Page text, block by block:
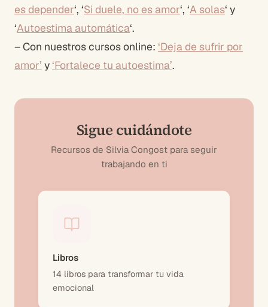
es depender‘, ‘Si duele, no es amor‘, ‘A solas‘ y
‘Autoestima automática‘.
– Con nuestros cursos online: ‘Deja de sufrir por
amor’ y ‘Fortalece tu autoestima’.
Sigue cuidándote
Recursos de Silvia Congost para seguir
trabajando en ti
Libros
14 libros para transformar tu vida
emocional